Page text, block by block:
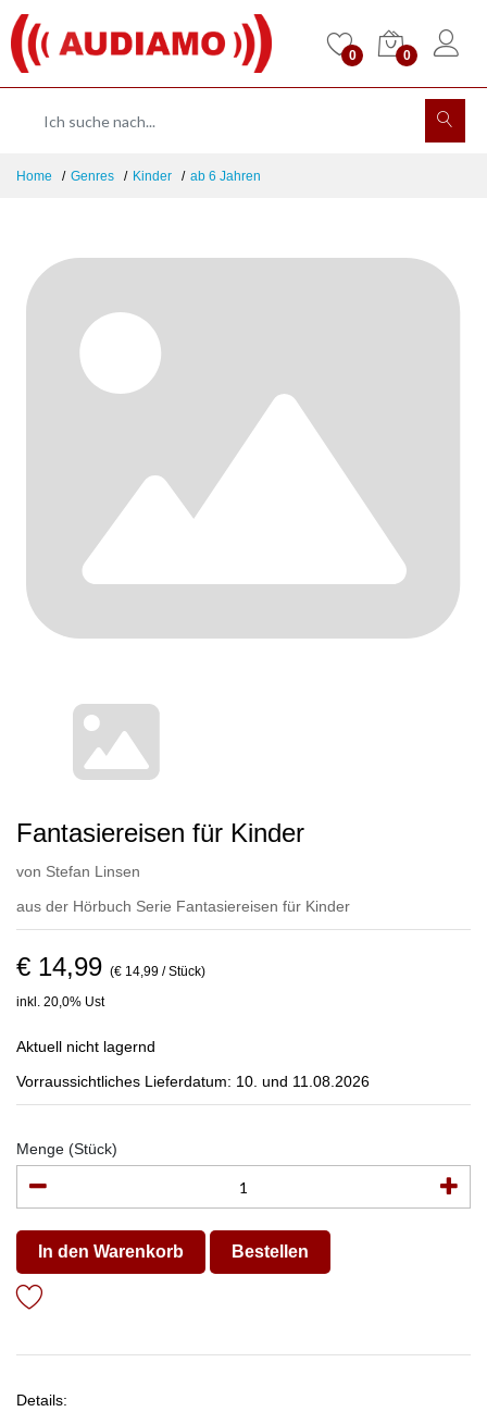
0 0
Home Genres Kinder ab 6 Jahren
Fantasiereisen für Kinder
von Stefan Linsen
aus der Hörbuch Serie Fantasiereisen für Kinder
€ 14,99 (€ 14,99 / Stück)
inkl. 20,0% Ust
Aktuell nicht lagernd
Vorraussichtliches Lieferdatum: 10. und 11.08.2026
Menge (Stück)
In den Warenkorb Bestellen
Details: